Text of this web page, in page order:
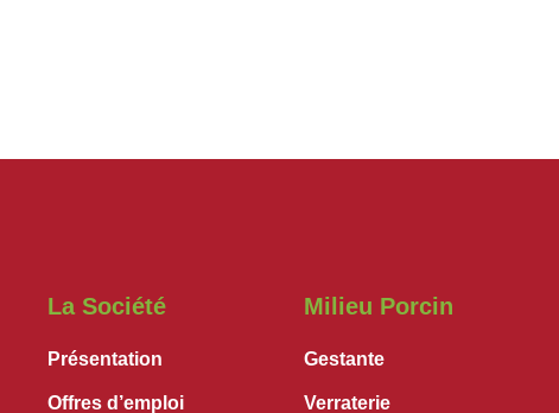
La Société
Présentation
Offres d’emploi
Milieu Porcin
Gestante
Verraterie